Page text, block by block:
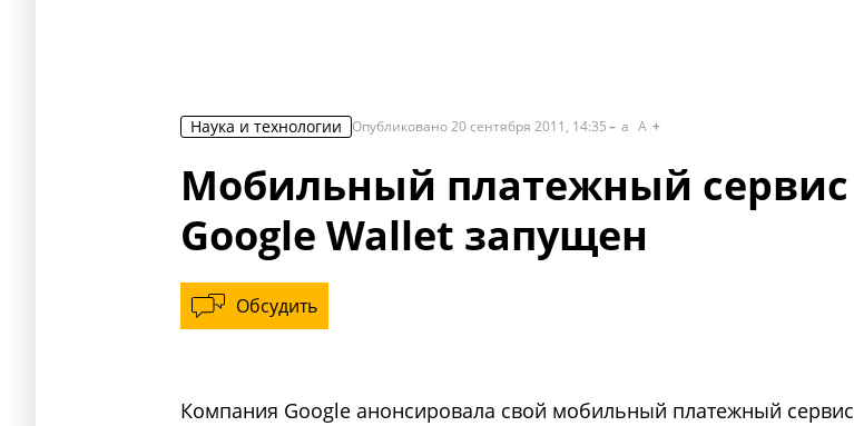
Наука и технологии Опубликовано20 сентября 2011, 14:35 a A
Мобильный платежный сервис
Google Wallet запущен
Обсудить
Компания Google анонсировала свой мобильный платежный сервис